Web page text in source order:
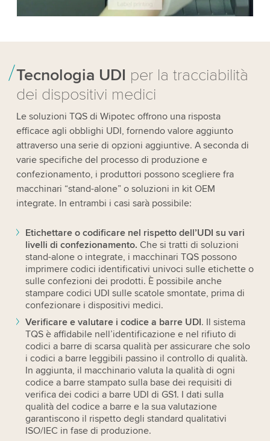
Accept More information
Tecnologia UDI per la tracciabilità
dei dispositivi medici
Le soluzioni TQS di Wipotec offrono una risposta
efficace agli obblighi UDI, fornendo valore aggiunto
attraverso una serie di opzioni aggiuntive. A seconda di
varie specifiche del processo di produzione e
confezionamento, i produttori possono scegliere fra
macchinari “stand-alone” o soluzioni in kit OEM
integrate. In entrambi i casi sarà possibile:
Etichettare o codificare nel rispetto dell’UDI su vari
livelli di confezionamento. Che si tratti di soluzioni
stand-alone o integrate, i macchinari TQS possono
imprimere codici identificativi univoci sulle etichette o
sulle confezioni dei prodotti. È possibile anche
stampare codici UDI sulle scatole smontate, prima di
confezionare i dispositivi medici.
Verificare e valutare i codice a barre UDI. Il sistema
TQS è affidabile nell’identificazione e nel rifiuto di
codici a barre di scarsa qualità per assicurare che solo
i codici a barre leggibili passino il controllo di qualità.
In aggiunta, il macchinario valuta la qualità di ogni
codice a barre stampato sulla base dei requisiti di
verifica dei codici a barre UDI di GS1. I dati sulla
qualità del codice a barre e la sua valutazione
garantiscono il rispetto degli standard qualitativi
ISO/IEC in fase di produzione.